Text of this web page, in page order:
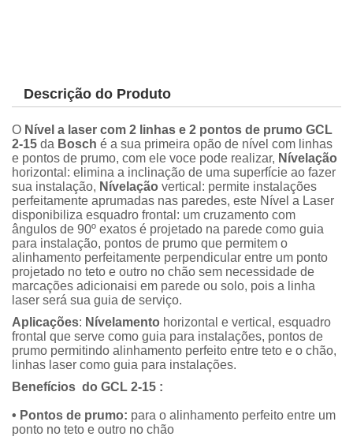
Descrição do Produto
O Nível a laser com 2 linhas e 2 pontos de prumo GCL
2-15 da Bosch é a sua primeira opão de nível com linhas
e pontos de prumo, com ele voce pode realizar, Nívelação
horizontal: elimina a inclinação de uma superfície ao fazer
sua instalação, Nívelação vertical: permite instalações
perfeitamente aprumadas nas paredes, este Nível a Laser
disponibiliza esquadro frontal: um cruzamento com
ngulos de 90º exatos é projetado na parede como guia
para instalação, pontos de prumo que permitem o
alinhamento perfeitamente perpendicular entre um ponto
projetado no teto e outro no chão sem necessidade de
marcações adicionaisi em parede ou solo, pois a linha
laser será sua guia de serviço.
Aplicações: Nívelamento horizontal e vertical, esquadro
frontal que serve como guia para instalações, pontos de
prumo permitindo alinhamento perfeito entre teto e o chão,
linhas laser como guia para instalações.
Benefícios do GCL 2-15 :
• Pontos de prumo: para o alinhamento perfeito entre um
ponto no teto e outro no chão